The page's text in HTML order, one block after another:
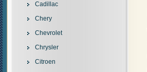
Cadillac
Chery
Chevrolet
Chrysler
Citroen